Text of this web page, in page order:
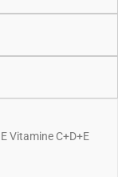
Vitamine C+D+E